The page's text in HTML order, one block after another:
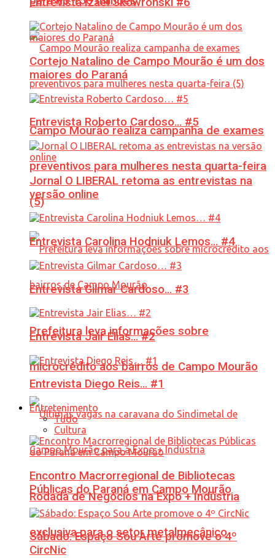
Campo Mourão realiza campanha de exames
preventivos para mulheres nesta quarta-feira
(5)
Prefeitura leva informações sobre
microcrédito aos bairros de Campo Mourão
Rodada de Negócios na Expo + Indústria
exclusiva para o setor metalmecânico
Cortejo Natalino de Campo Mourão é um dos
maiores do Paraná
Entrevista Roberto Cardoso… #5
Jornal O LIBERAL retoma as entrevistas na
versão online
Entrevista Carolina Hodniuk Lemos… #4
Entrevista Gilmar Cardoso… #3
Entrevista Jair Elias… #2
Entrevista Diego Reis… #1
Entretenimento
Tudo
Cultura
Encontro Macrorregional de Bibliotecas
Públicas do Paraná em Campo Mourão
Sábado: Espaço Sou Arte promove o 4º
CircNic